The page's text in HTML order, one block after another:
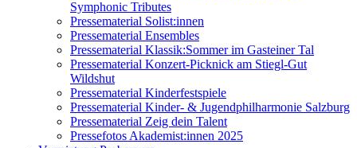
Symphonic Tributes
Pressematerial Solist:innen
Pressematerial Ensembles
Pressematerial Klassik:Sommer im Gasteiner Tal
Pressematerial Konzert-Picknick am Stiegl-Gut
Wildshut
Pressematerial Kinderfestspiele
Pressematerial Kinder- & Jugendphilharmonie Salzburg
Pressematerial Zeig dein Talent
Pressefotos Akademist:innen 2025